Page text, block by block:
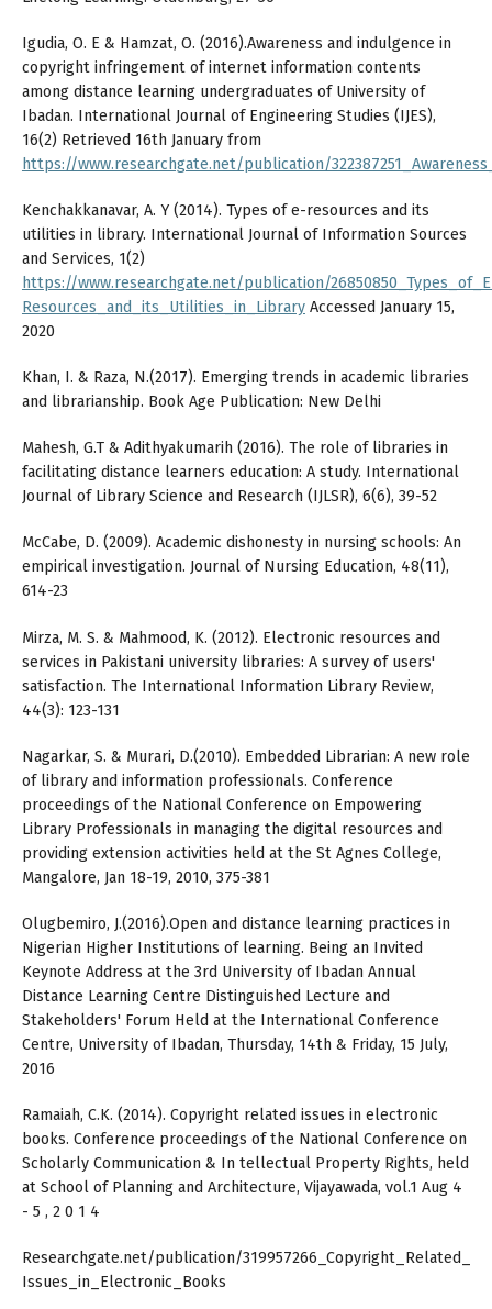
Igudia, O. E & Hamzat, O. (2016).Awareness and indulgence in
copyright infringement of internet information contents
among distance learning undergraduates of University of
Ibadan. International Journal of Engineering Studies (IJES),
16(2) Retrieved 16th January from
https://www.researchgate.net/publication/
Kenchakkanavar, A. Y (2014). Types of e-resources and its
utilities in library. International Journal of Information Sources
and Services, 1(2)
https://www.researchgate.net/publication/
Resources_and_its_Utilities_in_LibraryAccessed January 15,
2020
Khan, I. & Raza, N.(2017). Emerging trends in academic libraries
and librarianship. Book Age Publication: New Delhi
Mahesh, G.T & Adithyakumarih (2016). The role of libraries in
facilitating distance learners education: A study. International
Journal of Library Science and Research (IJLSR), 6(6), 39-52
McCabe, D. (2009). Academic dishonesty in nursing schools: An
empirical investigation. Journal of Nursing Education, 48(11),
614-23
Mirza, M. S. & Mahmood, K. (2012). Electronic resources and
services in Pakistani university libraries: A survey of users'
satisfaction. The International Information Library Review,
44(3): 123-131
Nagarkar, S. & Murari, D.(2010). Embedded Librarian: A new role
of library and information professionals. Conference
proceedings of the National Conference on Empowering
Library Professionals in managing the digital resources and
providing extension activities held at the St Agnes College,
Mangalore, Jan 18-19, 2010, 375-381
Olugbemiro, J.(2016).Open and distance learning practices in
Nigerian Higher Institutions of learning. Being an Invited
Keynote Address at the 3rd University of Ibadan Annual
Distance Learning Centre Distinguished Lecture and
Stakeholders' Forum Held at the International Conference
Centre, University of Ibadan, Thursday, 14th & Friday, 15 July,
2016
Ramaiah, C.K. (2014). Copyright related issues in electronic
books. Conference proceedings of the National Conference on
Scholarly Communication & In tellectual Property Rights, held
at School of Planning and Architecture, Vijayawada, vol.1 Aug 4
- 5 , 2 0 1 4
Researchgate.net/publication/319957266_Copyright_Related_
Issues_in_Electronic_Books